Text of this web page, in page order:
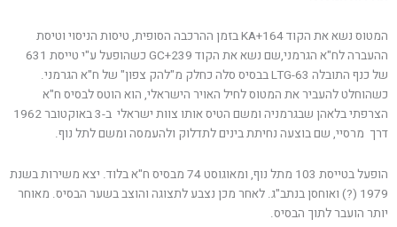
המטוס נשא את הקוד KA+164 בזמן ההרכבה הסופית, טיסות הניסוי וטיסת
ההעברה לח"א הגרמני,שם נשא את הקוד GC+239 כשהופעל ע"י טייסת 631
של כנף התובלה LTG-63 בבסיס סלה כחלק מ"להק צפון" של ח"א הגרמני.
כשהוחלט להעביר את המטוס לחיל האויר הישראלי, הוא הוטס לבסיס ח"א
הצרפתי בלאהן שבגרמניה ומשם הטיס אותו צוות ישראלי ב-3 באוקטובר 1962
דרך מרסיי, שם בוצעה נחיתת בינים לתדלוק ולהעמסה ומשם לתל נוף.
הופעל בטייסת 103 מתל נוף, ומאוגוסט 74 מבסיס ח"א בלוד. יצא משירות בשנת
1979 (?) ואוחסן בנתב"ג. לאחר מכן נצבע לתצוגה והוצב בשער הבסיס. מאוחר
יותר הועבר לתוך הבסיס.